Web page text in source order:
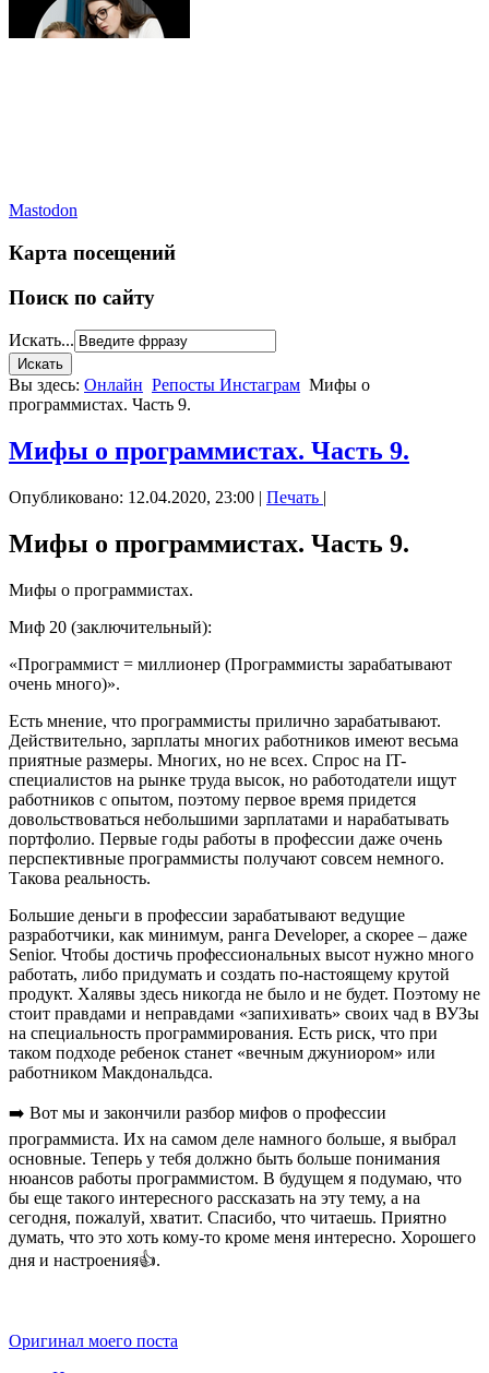
Mastodon
Карта посещений
Поиск по сайту
Искать...
Вы здесь: Онлайн Репосты Инстаграм Мифы о
программистах. Часть 9.
Мифы о программистах. Часть 9.
Опубликовано: 12.04.2020, 23:00 | Печать |
Мифы о программистах. Часть 9.
Мифы о программистах.
Миф 20 (заключительный):
«Программист = миллионер (Программисты зарабатывают
очень много)».
Есть мнение, что программисты прилично зарабатывают.
Действительно, зарплаты многих работников имеют весьма
приятные размеры. Многих, но не всех. Спрос на IT-
специалистов на рынке труда высок, но работодатели ищут
работников с опытом, поэтому первое время придется
довольствоваться небольшими зарплатами и нарабатывать
портфолио. Первые годы работы в профессии даже очень
перспективные программисты получают совсем немного.
Такова реальность.
Большие деньги в профессии зарабатывают ведущие
разработчики, как минимум, ранга Developer, а скорее – даже
Senior. Чтобы достичь профессиональных высот нужно много
работать, либо придумать и создать по-настоящему крутой
продукт. Халявы здесь никогда не было и не будет. Поэтому не
стоит правдами и неправдами «запихивать» своих чад в ВУЗы
на специальность программирования. Есть риск, что при
таком подходе ребенок станет «вечным джуниором» или
работником Макдональдса.
➡️ Вот мы и закончили разбор мифов о профессии
программиста. Их на самом деле намного больше, я выбрал
основные. Теперь у тебя должно быть больше понимания
нюансов работы программистом. В будущем я подумаю, что
бы еще такого интересного рассказать на эту тему, а на
сегодня, пожалуй, хватит. Спасибо, что читаешь. Приятно
думать, что это хоть кому-то кроме меня интересно. Хорошего
дня и настроения👍.
Оригинал моего поста